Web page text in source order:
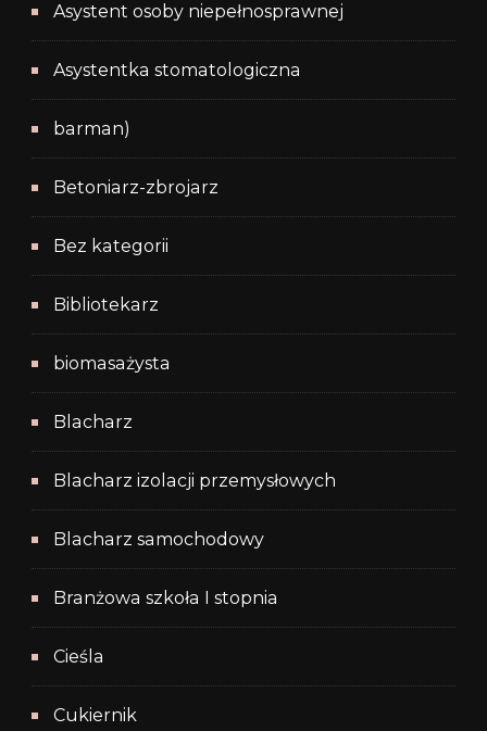
Asystent osoby niepełnosprawnej
Asystentka stomatologiczna
barman)
Betoniarz-zbrojarz
Bez kategorii
Bibliotekarz
biomasażysta
Blacharz
Blacharz izolacji przemysłowych
Blacharz samochodowy
Branżowa szkoła I stopnia
Cieśla
Cukiernik